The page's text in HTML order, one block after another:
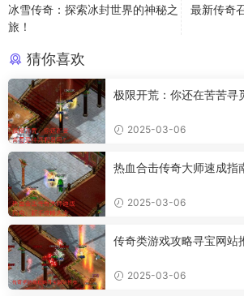
冰雪传奇：探索冰封世界的神秘之
旅！
最新传奇
猜你喜欢
极限开荒：你还在苦苦寻
2025-03-06
热血合击传奇大师速成指
2025-03-06
传奇类游戏攻略寻宝网站
2025-03-06